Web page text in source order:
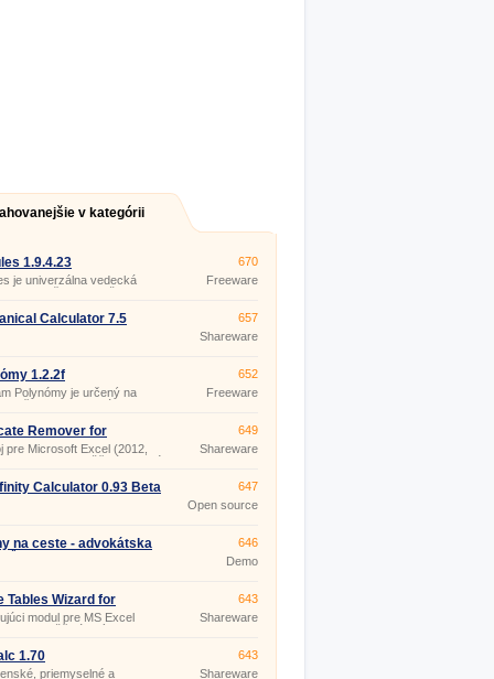
v kategórii
1.9.4.23
je univerzálna vedecká
kalkulačka s množstvom
stredných a
škôl.
670
Freeware
Calculator 7.5
657
Shareware
1.2.2f
Polynómy je určený na
kořenov polynomiálnej
ich násobnosti, vypočíta
komplexné korene.
652
Freeware
Remover for
Excel 3.0.1
pre Microsoft Excel (2012,
2007, 2003), umožňujúci ľahké
alebo nájdenie unikátnych
649
Shareware
Calculator 0.93 Beta
647
Open source
na ceste - advokátska
646
Demo
Tables Wizard for
Excel 3.3.11
modul pre MS Excel
2013 umožňujúci rýchle
zhody hodnôt vo
stĺpcoch.
643
Shareware
1.70
priemyselné a
643
Shareware